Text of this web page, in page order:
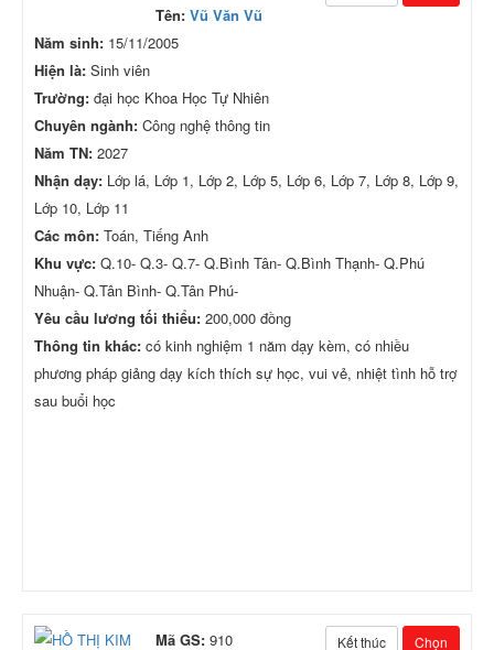
Tên: Vũ Văn Vũ
Năm sinh: 15/11/2005
Hiện là: Sinh viên
Trường: đại học Khoa Học Tự Nhiên
Chuyên ngành: Công nghệ thông tin
Năm TN: 2027
Nhận dạy: Lớp lá, Lớp 1, Lớp 2, Lớp 5, Lớp 6, Lớp 7, Lớp 8, Lớp 9,
Lớp 10, Lớp 11
Các môn: Toán, Tiếng Anh
Khu vực: Q.10- Q.3- Q.7- Q.Bình Tân- Q.Bình Thạnh- Q.Phú
Nhuận- Q.Tân Bình- Q.Tân Phú-
Yêu cầu lương tối thiểu: 200,000 đồng
Thông tin khác: có kinh nghiệm 1 năm dạy kèm, có nhiều
phương pháp giảng dạy kích thích sự học, vui vẻ, nhiệt tình hỗ trợ
sau buổi học
Kết thúc Chọn
Mã GS: 910